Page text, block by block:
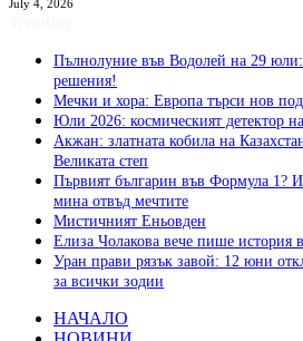
July 4, 2026
Пълнолуние във Водолей на 29
решения!
Мечки и хора: Европа търси нов
Юли 2026: космическият детектор
Акжан: златната кобила на
Великата степ
Първият българин във Формула 1?
мина отвъд мечтите
Мистичният Eньовден
Елиза Чолакова вече пише история
Уран прави рязък завой: 12 юни
за всички зодии
НАЧАЛО